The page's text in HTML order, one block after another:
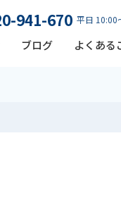
ブログ よくある
941-670 平日 10:00